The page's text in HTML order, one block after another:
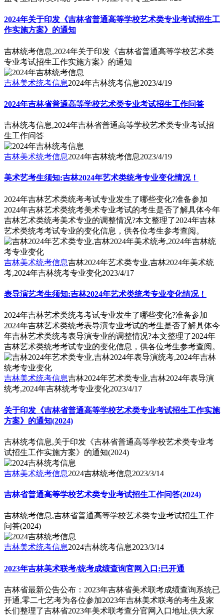
2024年关于印发《吉林省普通高等学校艺术类专业考试招生工
作实施方案》的通知
吉林统考信息,2024年关于印发《吉林省普通高等学校艺术类
专业考试招生工作实施方案》的通知
吉林美术统考信息2024年吉林统考信息2023/4/19
2024年吉林省普通高等学校艺术类专业考试招生工作问答
吉林统考信息,2024年吉林省普通高等学校艺术类专业考试招
生工作问答
吉林美术统考信息2024年吉林统考信息2023/4/19
美术艺考生须知:吉林2024年艺术类统考专业变化情况！
2024年吉林艺术类统考考试专业发生了哪些变化?准备参加
2024年吉林艺术类统考美术专业考试的考生是否了解具体今年
吉林艺术类统考美术专业的调整情况?本文整理了2024年吉林
艺术类统考考试专业的变化信息，供各位考生参考查阅。
吉林美术统考信息吉林2024年艺术类专业,吉林2024年美术统
考,2024年吉林统考专业变化2023/4/17
表导演艺考生须知:吉林2024年艺术类统考专业变化情况！
2024年吉林艺术类统考考试专业发生了哪些变化?准备参加
2024年吉林艺术类统考表导演专业考试的考生是否了解具体今
年吉林艺术类统考表导演专业的调整情况?本文整理了2024年
吉林艺术类统考考试专业的变化信息，供各位考生参考查阅。
吉林美术统考信息吉林2024年艺术类专业,吉林2024年表导演
统考,2024年吉林统考专业变化2023/4/17
关于印发《吉林省普通高等学校艺术类专业考试招生工作实施
方案》的通知(2024)
吉林统考信息,关于印发《吉林省普通高等学校艺术类专业考
试招生工作实施方案》的通知(2024)
吉林美术统考信息2024吉林统考信息2023/3/14
吉林省普通高等学校艺术类专业考试招生工作问答(2024)
吉林统考信息,吉林省普通高等学校艺术类专业考试招生工作
问答(2024)
吉林美术统考信息2024吉林统考信息2023/3/14
2023年吉林美术联考/统考成绩查询官网入口:已开通
吉林省最新公告公布：2023年吉林省美术联考成绩查询系统已
开通,零二七艺考为各位参加2023年吉林美术联考的考生及家
长们整理了吉林省2023年美术联考查分官网入口地址,供大家